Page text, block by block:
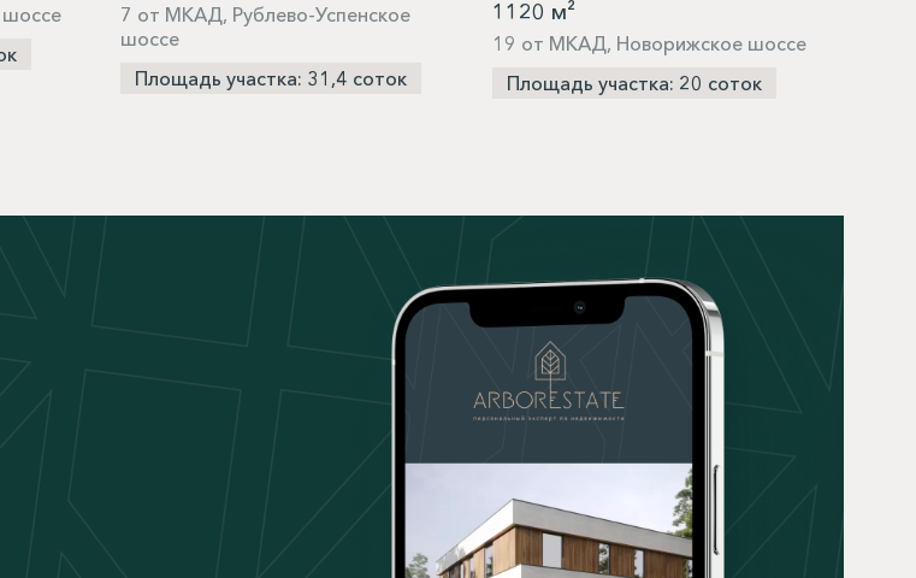
7 от МКАД, Рублево-Успенское
шоссе
Площадь участка: 31,4 соток
1120 м²
19 от МКАД, Новорижское шоссе
Площадь участка: 20 соток